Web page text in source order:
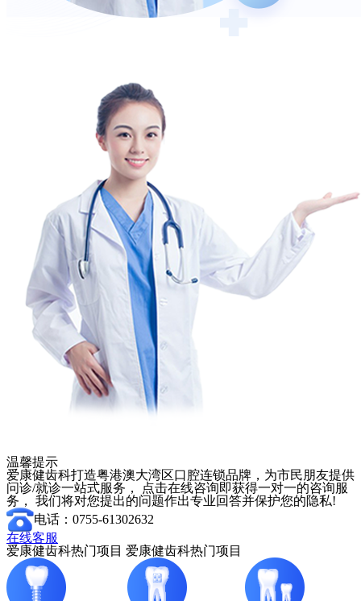
温馨提示
爱康健齿科打造粤港澳大湾区口腔连锁品牌，为市民朋友提供
问诊/就诊一站式服务， 点击在线咨询即获得一对一的咨询服
务， 我们将对您提出的问题作出专业回答并保护您的隐私!
电话：0755-61302632
在线客服
爱康健齿科热门项目 爱康健齿科热门项目